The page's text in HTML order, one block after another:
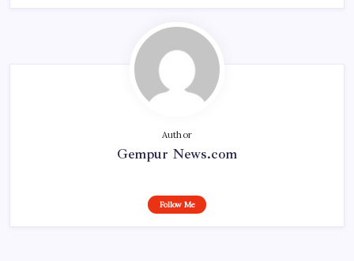
Author
Gempur News.com
Follow Me